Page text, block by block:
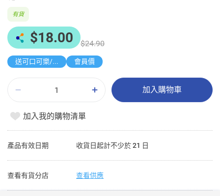
$18.00 $24.90
有貨
送可口可樂/雪碧 1.25L 會員價
加入購物車
加入我的購物清單
產品有效日期 收貨日起計不少於 21 日
查看有貨分店 查看供應